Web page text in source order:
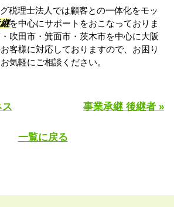
税理士法人では顧客との一体化をモッ
を中心にサポートをおこなっておりま
吹田市・箕面市・茨木市を中心に大阪
客様に対応しておりますので、お困り
気軽にご相談ください。
事業承継 後継者 »
一覧に戻る